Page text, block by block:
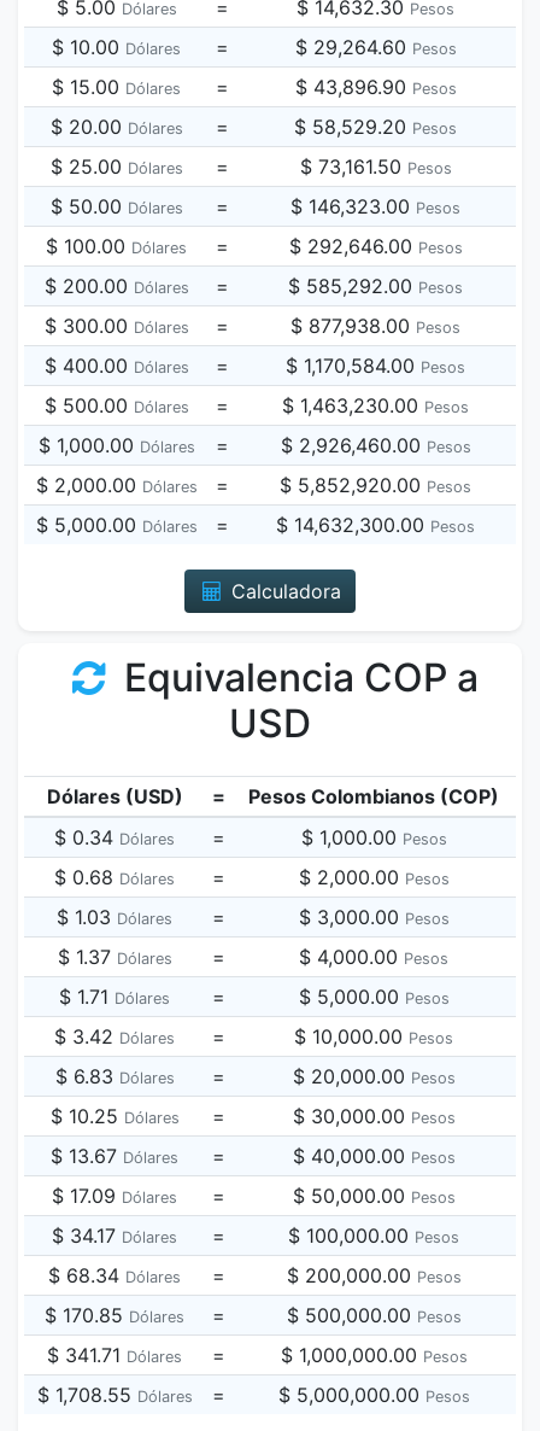
$ 5.00 Dólares = $ 14,632.30 Pesos
$ 10.00 Dólares = $ 29,264.60 Pesos
$ 15.00 Dólares = $ 43,896.90 Pesos
$ 20.00 Dólares = $ 58,529.20 Pesos
$ 25.00 Dólares = $ 73,161.50 Pesos
$ 50.00 Dólares = $ 146,323.00 Pesos
$ 100.00 Dólares = $ 292,646.00 Pesos
$ 200.00 Dólares = $ 585,292.00 Pesos
$ 300.00 Dólares = $ 877,938.00 Pesos
$ 400.00 Dólares = $ 1,170,584.00 Pesos
$ 500.00 Dólares = $ 1,463,230.00 Pesos
$ 1,000.00 Dólares = $ 2,926,460.00 Pesos
$ 2,000.00 Dólares = $ 5,852,920.00 Pesos
$ 5,000.00 Dólares = $ 14,632,300.00 Pesos
Calculadora
Equivalencia COP a
USD
Dólares (USD) =
Pesos Colombianos (COP)
$ 0.34 Dólares = $ 1,000.00 Pesos
$ 0.68 Dólares = $ 2,000.00 Pesos
$ 1.03 Dólares = $ 3,000.00 Pesos
$ 1.37 Dólares = $ 4,000.00 Pesos
$ 1.71 Dólares = $ 5,000.00 Pesos
$ 3.42 Dólares = $ 10,000.00 Pesos
$ 6.83 Dólares = $ 20,000.00 Pesos
$ 10.25 Dólares = $ 30,000.00 Pesos
$ 13.67 Dólares = $ 40,000.00 Pesos
$ 17.09 Dólares = $ 50,000.00 Pesos
$ 34.17 Dólares = $ 100,000.00 Pesos
$ 68.34 Dólares = $ 200,000.00 Pesos
$ 170.85 Dólares = $ 500,000.00 Pesos
$ 341.71 Dólares = $ 1,000,000.00 Pesos
$ 1,708.55 Dólares = $ 5,000,000.00 Pesos